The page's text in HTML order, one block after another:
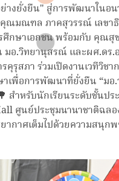
างยั่งยืน" สู่การพัฒนาในอ
ณมณฑล ภาคสุวรรณ์ เลขา
ศึกษาเอกชน พร้อมกับ คุณ
มอ.วิทยานุสรณ์ และผศ.ดร
คุรุสภา ร่วมเปิดงานเวทีวิชา
เพื่อการพัฒนาที่ยั่งยืน “มอ.
สำหรับนักเรียนระดับชั้นป
ศูนย์ประชุมนานาชาติฉลอ
ากาศเต็มไปด้วยความสนุก